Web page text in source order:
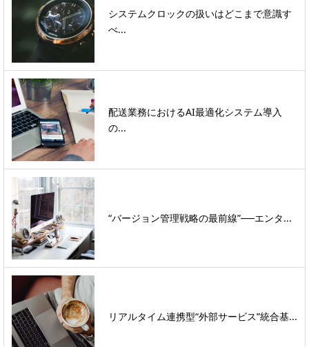
システムクロックの扱いはどこまで意識す
べ...
配送業務におけるAI最適化システム導入
の...
“バージョン管理戦略の最前線”──エンタ...
リアルタイム連携型“外部サービス”統合基...